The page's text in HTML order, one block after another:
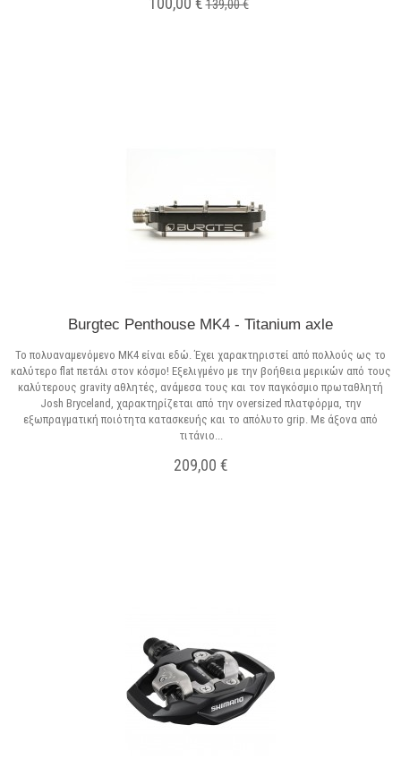
139,00 €
Burgtec Penthouse MK4 - Titanium axle
Το πολυαναμενόμενο MK4 είναι εδώ. Έχει χαρακτηριστεί από πολλούς ως το
καλύτερο flat πετάλι στον κόσμο! Εξελιγμένο με την βοήθεια μερικών από τους
καλύτερους gravity αθλητές, ανάμεσα τους και τον παγκόσμιο πρωταθλητή
Josh Bryceland, χαρακτηρίζεται από την oversized πλατφόρμα, την
εξωπραγματική ποιότητα κατασκευής και το απόλυτο grip. Με άξονα από
τιτάνιο...
209,00 €